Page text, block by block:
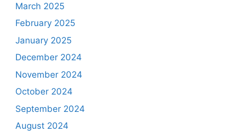
March 2025
February 2025
January 2025
December 2024
November 2024
October 2024
September 2024
August 2024